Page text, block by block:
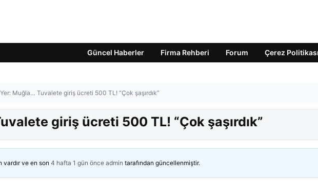
Güncel Haberler Firma Rehberi Forum Çerez Politikası
Yer: Muğla… Tuvalete giriş ücreti 500 TL! “Çok şaşırdık”
giriş ücreti 500 TL! “Çok şaşırdık”
vardır ve en son 4 hafta 1 gün önce admin tarafından güncellenmiştir.